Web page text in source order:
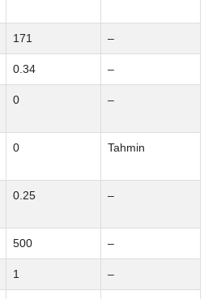
171 –
0.34 –
0 –
0 Tahmin
0.25 –
500 –
1 –